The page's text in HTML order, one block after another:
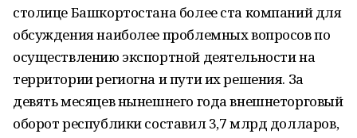
столице Башкортостана более ста компаний для
обсуждения наиболее проблемных вопросов по
осуществлению экспортной деятельности на
территории региогна и пути их решения. За
девять месяцев нынешнего года внешнеторговый
оборот республики составил 3,7 млрд долларов,